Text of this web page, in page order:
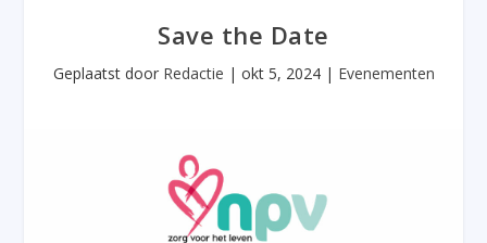
Save the Date
Geplaatst door Redactie | okt 5, 2024| Evenementen